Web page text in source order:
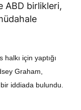
ABD birlikleri,
için yaptığı
Graham,
iddiada bulundu.